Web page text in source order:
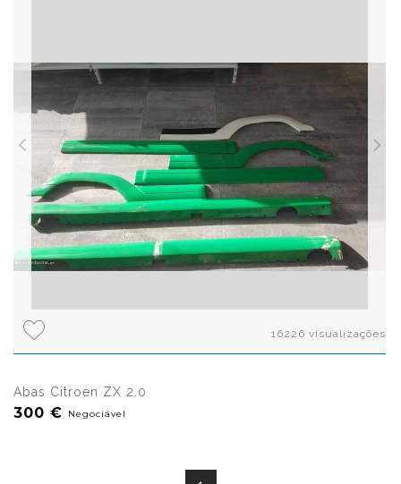
16226 visualizações
Abas Citroen ZX 2.0
300 € Negociável